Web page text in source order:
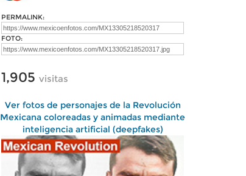
PERMALINK:
FOTO:
1,905 visitas
Ver fotos de personajes de la Revolución
Mexicana coloreadas y animadas mediante
inteligencia artificial (deepfakes)